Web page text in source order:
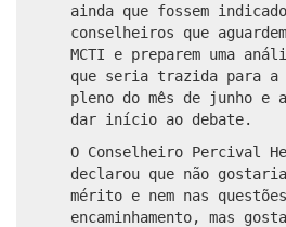
ainda que fossem
conselheiros que
MCTI e preparem uma
que seria trazida para a
pleno do mês de junho
dar início ao debate.
O Conselheiro Percival
declarou que não
mérito e nem nas
encaminhamento, mas